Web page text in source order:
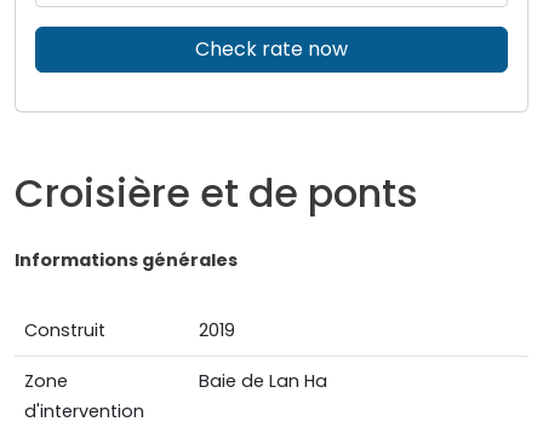
Check rate now
Croisière et de ponts
Informations générales
Construit 2019
Zone
d'intervention
Baie de Lan Ha